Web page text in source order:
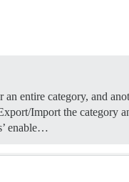
entire category, and
Import the category
enable…